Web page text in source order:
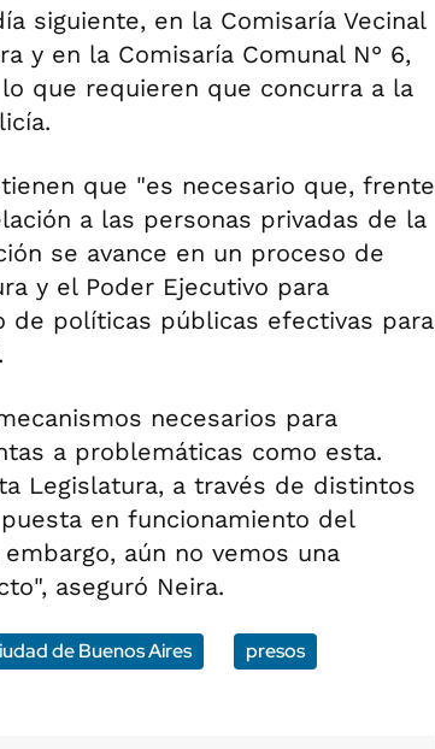
siguiente, en la Comisaría Vecinal
y en la Comisaría Comunal N° 6,
que requieren que concurra a la
que "es necesario que, frente
a las personas privadas de la
se avance en un proceso de
y el Poder Ejecutivo para
de políticas públicas efectivas para
necesarios para
a problemáticas como esta.
Legislatura, a través de distintos
en funcionamiento del
aún no vemos una
aseguró Neira.
de Buenos Aires
presos